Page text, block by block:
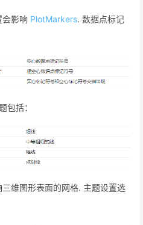
影响 PlotMarkers. 数据点标记
包括：
维图形表面的网格. 主题设置选